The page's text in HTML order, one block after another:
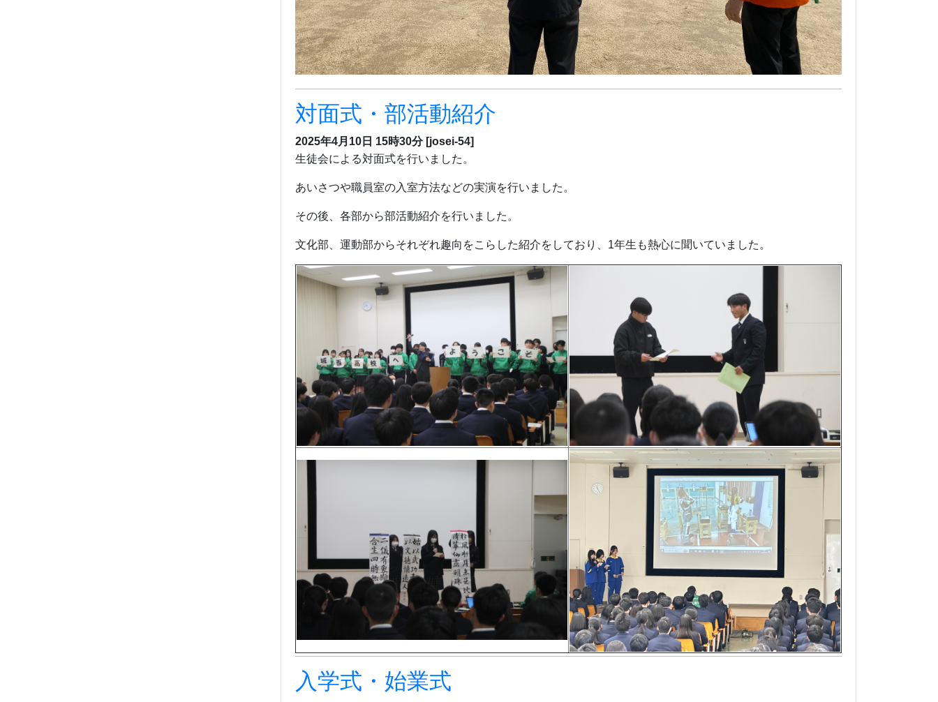
対面式・部活動紹介
2025年4月10日 15時30分 [josei-54]
生徒会による対面式を行いました。
あいさつや職員室の入室方法などの実演を行いました。
その後、各部から部活動紹介を行いました。
文化部、運動部からそれぞれ趣向をこらした紹介をしており、1年生も熱心に聞いていました。
入学式・始業式